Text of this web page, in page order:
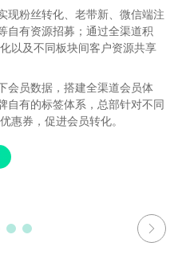
量数据，洞察未来机会点。
符合品牌发展的忠诚度体系。
牌标签库，细分品牌会员，助
生命周期沟通策略上，精准把
增长。
现粉丝转化、老带新、微信端注
自有资源招募；通过全渠道积
以及不同板块间客户资源共享
会员数据，搭建全渠道会员体
自有的标签体系，总部针对不同
惠券，促进会员转化。
建立 线下线上多渠道会员的整
数据统一管理 一体化的会员
益精细化管理，提升积分价值和
细化管控赠品，赠品线下或线上
程服务等通过积分兑换方式获
用场景，实现多维度多波段的精
据的管理和360°会员洞察；
规则制定及会员权益体系搭
量数据，洞察未来机会点。
符合品牌发展的忠诚度体系。
牌标签库，细分品牌会员，助
生命周期沟通策略上，精准把
增长。
现粉丝转化、老带新、微信端注
自有资源招募；通过全渠道积
以及不同板块间客户资源共享
会员数据，搭建全渠道会员体
自有的标签体系，总部针对不同
惠券，促进会员转化。